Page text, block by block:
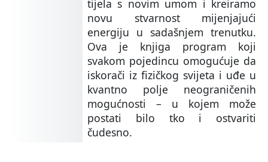
tijela s novim umom i kreiramo
novu stvarnost mijenjajući
energiju u sadašnjem trenutku.
Ova je knjiga program koji
svakom pojedincu omogućuje da
iskorači iz fizičkog svijeta i uđe u
kvantno polje neograničenih
mogućnosti – u kojem može
postati bilo tko i ostvariti
čudesno.